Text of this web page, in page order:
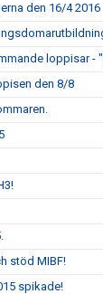
den 16/4 2016
loppisar -
den 8/8
stöd MIBF!
spikade!